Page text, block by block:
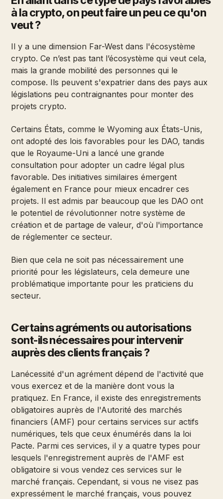
à la crypto, on peut faire un peu ce qu'on
veut ?
Il y a une dimension Far-West dans l'écosystème
crypto. Ce n’est pas tant l’écosystème qui veut cela,
mais la grande mobilité des personnes qui le
compose. Ils peuvent s'expatrier dans des pays aux
législations peu contraignantes pour monter des
projets crypto.
Certains États, comme le Wyoming aux États-Unis,
ont adopté des lois favorables pour les DAO, tandis
que le Royaume-Uni a lancé une grande
consultation pour adopter un cadre légal plus
favorable. Des initiatives similaires émergent
également en France pour mieux encadrer ces
projets. Il est admis par beaucoup que les DAO ont
le potentiel de révolutionner notre système de
création et de partage de valeur, d'où l'importance
de réglementer ce secteur.
Bien que cela ne soit pas nécessairement une
priorité pour les législateurs, cela demeure une
problématique importante pour les praticiens du
secteur.
Certains agréments ou autorisations
sont-ils nécessaires pour intervenir
auprès des clients français ?
Lanécessité d'un agrément dépend de l'activité que
vous exercez et de la manière dont vous la
pratiquez. En France, il existe des enregistrements
obligatoires auprès de l'Autorité des marchés
financiers (AMF) pour certains services sur actifs
numériques, tels que ceux énumérés dans la loi
Pacte. Parmi ces services, il y a quatre types pour
lesquels l'enregistrement auprès de l'AMF est
obligatoire si vous vendez ces services sur le
marché français. Cependant, si vous ne visez pas
expressément le marché français, vous pouvez